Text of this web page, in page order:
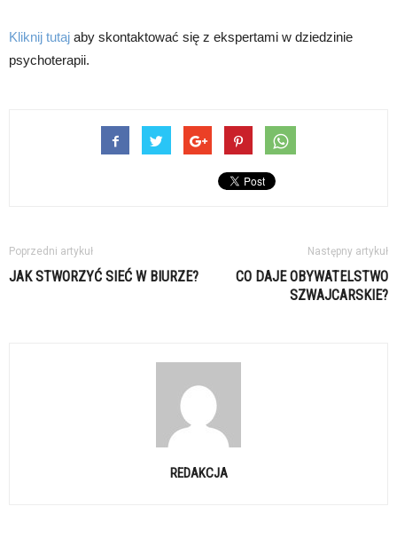
Kliknij tutaj aby skontaktować się z ekspertami w dziedzinie
psychoterapii.
Poprzedni artykuł
JAK STWORZYĆ SIEĆ W BIURZE?
Następny artykuł
CO DAJE OBYWATELSTWO
SZWAJCARSKIE?
REDAKCJA